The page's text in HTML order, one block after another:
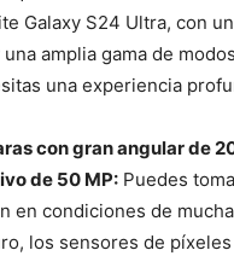
Galaxy S24 Ultra, con
amplia gama de
una experiencia
con gran angular de
de 50 MP: Puedes
en condiciones de
los sensores de